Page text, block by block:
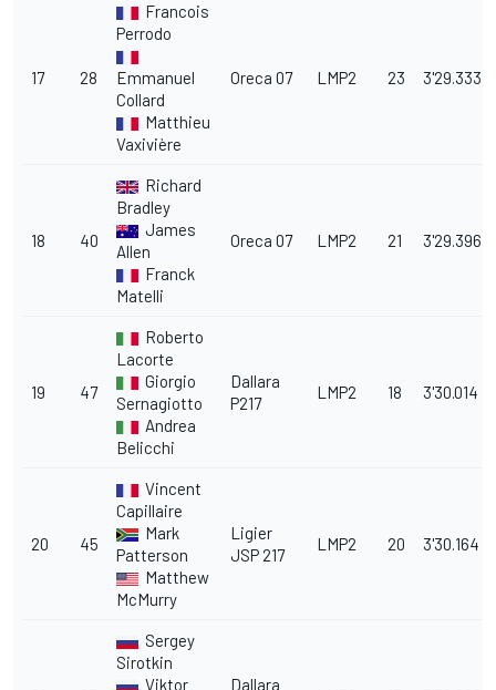
17 28
Francois
Perrodo
Emmanuel
Collard
Matthieu
Vaxivière
Oreca 07 LMP2 23 3'29.333
18 40
Richard
Bradley
James
Allen
Franck
Matelli
Oreca 07 LMP2 21 3'29.396
19 47
Roberto
Lacorte
Giorgio
Sernagiotto
Andrea
Belicchi
Dallara
P217
LMP2 18 3'30.014
20 45
Vincent
Capillaire
Mark
Patterson
Matthew
McMurry
Ligier
JSP 217
LMP2 20 3'30.164
Sergey
Sirotkin
Viktor
Dallara